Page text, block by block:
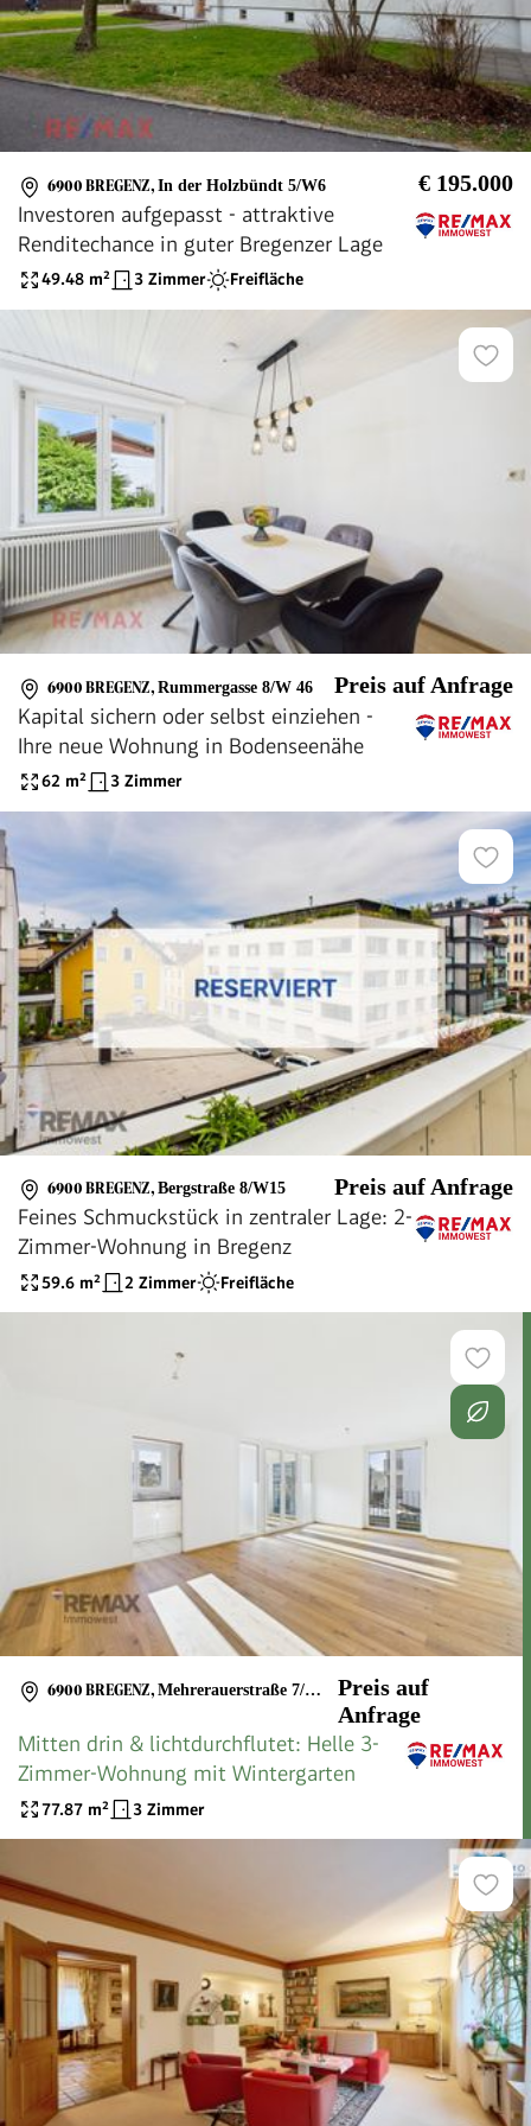
6900 BREGENZ, In der Holzbündt 5/W6 € 195.000
Investoren aufgepasst - attraktive
Renditechance in guter Bregenzer Lage
49.48 m² 3 Zimmer Freifläche
6900 BREGENZ, Rummergasse 8/W 46 Preis auf Anfrage
Kapital sichern oder selbst einziehen -
Ihre neue Wohnung in Bodenseenähe
62 m² 3 Zimmer
6900 BREGENZ, Bergstraße 8/W15 Preis auf Anfrage
Feines Schmuckstück in zentraler Lage: 2-
Zimmer-Wohnung in Bregenz
59.6 m² 2 Zimmer Freifläche
6900 BREGENZ, Mehrerauerstraße 7/W D1/6
Preis auf
Anfrage
Mitten drin & lichtdurchflutet: Helle 3-
Zimmer-Wohnung mit Wintergarten
77.87 m² 3 Zimmer